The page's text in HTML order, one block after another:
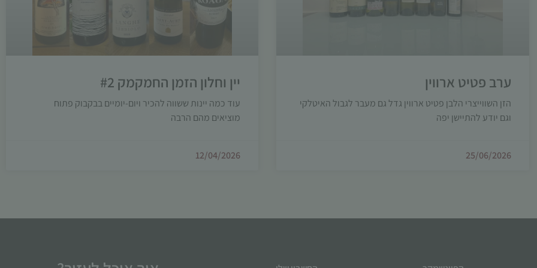
ערב פטיט ארווין
הזן השווייצרי הלבן פטיט ארווין גדל גם מעבר לגבול האיטלקי
וגם יודע להתיישן יפה
25/06/2026
יין וחלון הזמן החמקמק #2
עוד כמה יינות ששווה להכיר ויום-יומיים בבקבוק פתוח
מוציאים מהם הרבה
12/04/2026